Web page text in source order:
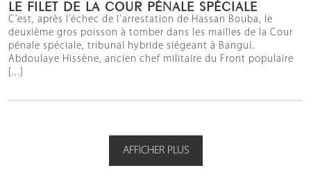
LE FILET DE LA COUR PÉNALE SPÉCIALE
C’est, après l’échec de l’arrestation de Hassan Bouba, le
deuxième gros poisson à tomber dans les mailles de la Cour
pénale spéciale, tribunal hybride siégeant à Bangui.
Abdoulaye Hissène, ancien chef militaire du Front populaire
[...]
AFFICHER PLUS